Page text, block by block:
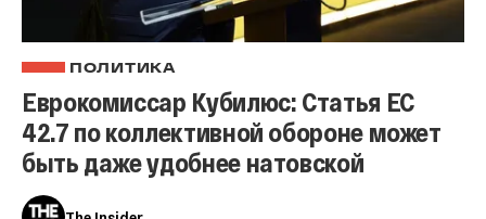
ПОЛИТИКА
Еврокомиссар Кубилюс: Статья ЕС
42.7 по коллективной обороне может
быть даже удобнее натовской